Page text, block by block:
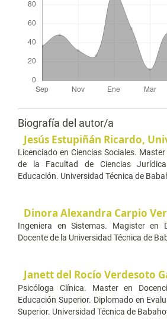
Biografía del autor/a
Jesús Estupiñán Ricardo,
Licenciado en Ciencias Sociales.
de la Facultad de Ciencias
Educación. Universidad Técnica de
Dinora Alexandra Carpio
Ingeniera en Sistemas. Magister en
Docente de la Universidad Técnica de
Janett del Rocío Verdesoto
Psicóloga Clínica. Master en
Educación Superior. Diplomado en
Superior. Universidad Técnica de